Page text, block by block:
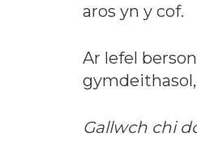
aros yn y cof.
Ar lefel
Gallwch chi